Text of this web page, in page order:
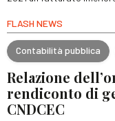
FLASH NEWS
Contabilità pubblica
Relazione
rendiconto di
CNDCEC